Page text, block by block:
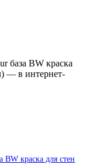
краска для стен